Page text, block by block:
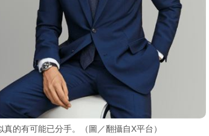
的有可能已分手。（圖／翻攝自X平台）